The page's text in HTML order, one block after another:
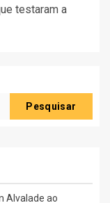
testaram a
Pesquisar
Alvalade ao